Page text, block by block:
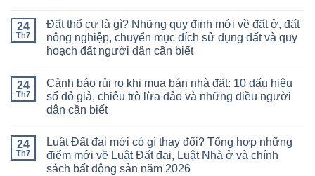
24
Th7
Đất thổ cư là gì? Những quy định mới về đất ở, đất
nông nghiệp, chuyển mục đích sử dụng đất và quy
hoạch đất người dân cần biết
24
Th7
Cảnh báo rủi ro khi mua bán nhà đất: 10 dấu hiệu
sổ đỏ giả, chiêu trò lừa đảo và những điều người
dân cần biết
24
Th7
Luật Đất đai mới có gì thay đổi? Tổng hợp những
điểm mới về Luật Đất đai, Luật Nhà ở và chính
sách bất động sản năm 2026